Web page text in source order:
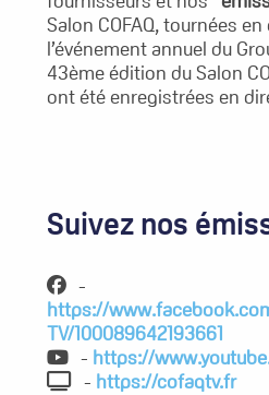
Salon COFAQ, tournées
l’événement annuel du
43ème édition du Salon
ont été enregistrées en
Suivez nos
-
https://
TV/100089642193661
- https://
- https://cofaqtv.fr